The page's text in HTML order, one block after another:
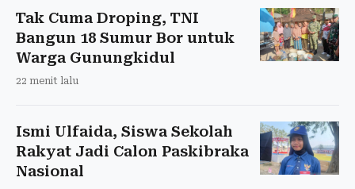
Tak Cuma Droping, TNI
Bangun 18 Sumur Bor untuk
Warga Gunungkidul
22 menit lalu
Ismi Ulfaida, Siswa Sekolah
Rakyat Jadi Calon Paskibraka
Nasional